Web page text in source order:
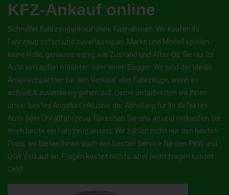
KFZ-Ankauf online
Schneller Fahrzeugankauf ohne Ausnahmen. Wir kaufen Ihr
Fahrzeug sofort und zuverlässig an, Marke und Modell spielen
keine Rolle, genauso wenig wie Zustand und Alter. Ob Sie nur Ihr
Auto verkaufen möchten oder einen Bagger. Wir sind der ideale
Ansprechpartner für den Verkauf aller Fahrzeuge, wenn es
schnell & zuverlässig gehen soll. Gerne unterbreiten wir Ihnen
unser bestes Angebot inklusive der Abholung für Ihr defektes
Auto oder Unfallfahrzeug. Sprechen Sie uns an und verkaufen Sie
noch heute ein Fahrzeug an uns. Wir zahlen nicht nur den besten
Preis, wir bieten Ihnen auch den besten Service für den PKW und
LKW Verkauf an. Fragen kostet nichts, aber nicht fragen kostet
Geld!